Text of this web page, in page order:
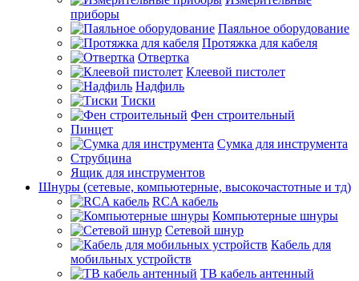
приборы
Паяльное оборудование
Протяжка для кабеля
Отвертка
Клеевой пистолет
Надфиль
Тиски
Фен строительный
Пинцет
Сумка для инструмента
Струбцина
Ящик для инструментов
Шнуры (сетевые, компьютерные, высокочастотные и тд)
RCA кабель
Компьютерные шнуры
Сетевой шнур
Кабель для
мобильных устройств
ТВ кабель антенный